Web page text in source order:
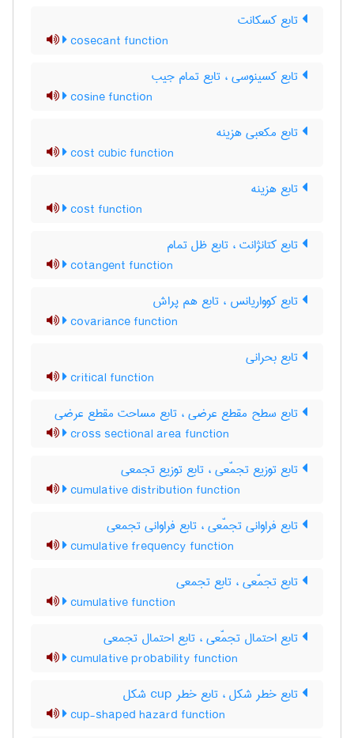
تابع کسکانت
cosecant function
تابع کسینوسی ، تابع تمام جیب
cosine function
تابع مکعبی هزینه
cost cubic function
تابع هزینه
cost function
تابع کتانژانت ، تابع ظل تمام
cotangent function
تابع کوواریانس ، تابع هم پراش
covariance function
تابع بحرانی
critical function
تابع سطح مقطع عرضی ، تابع مساحت مقطع عرضی
cross sectional area function
تابع توزیع تجمّعی ، تابع توزیع تجمعی
cumulative distribution function
تابع فراوانی تجمّعی ، تابع فراوانی تجمعی
cumulative frequency function
تابع تجمّعی ، تابع تجمعی
cumulative function
تابع احتمال تجمّعی ، تابع احتمال تجمعی
cumulative probability function
تابع خطر شکل ، تابع خطر ‌c‌u‌p شکل
cup-shaped hazard function